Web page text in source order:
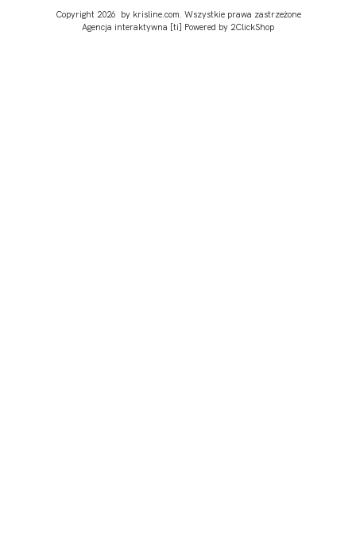
Copyright 2026 by krisline.com. Wszystkie prawa zastrzeżone
Agencja interaktywna [ti] Powered by 2ClickShop